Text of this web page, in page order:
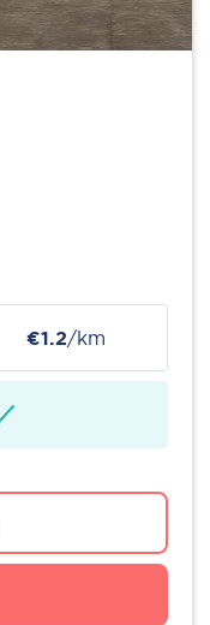
€1.2/km